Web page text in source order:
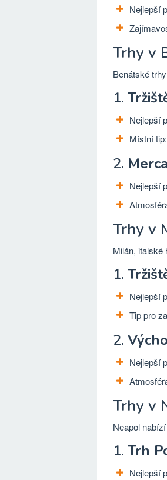
Nejlepší
Trhy v
Benátské
1.
Nejlepší
Místní
2.
Nejlepší
Trhy v
Milán, italské
1.
Nejlepší
Tip pro
2.
Nejlepší
Trhy v
Neapol
1. Trh
Nejlepší